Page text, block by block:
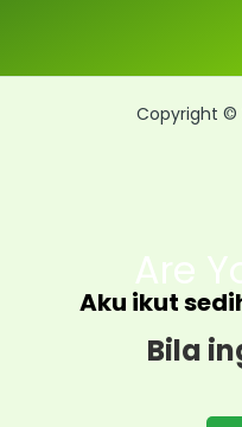
Copyright ©
Are
Aku ikut
Bila